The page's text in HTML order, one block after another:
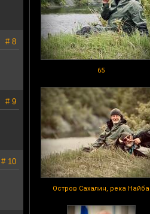
65
Остров Сахалин, река Найба
# 8
# 9
# 10